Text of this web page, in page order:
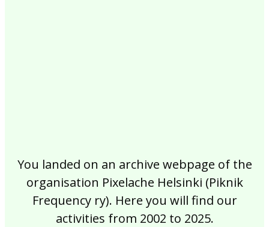
You landed on an archive webpage of the
organisation Pixelache Helsinki (Piknik
Frequency ry). Here you will find our
activities from 2002 to 2025.